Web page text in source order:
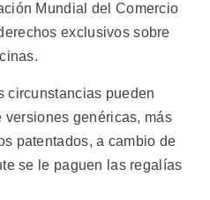
Mundial del Comercio
exclusivos sobre
circunstancias pueden
versiones genéricas, más
patentados, a cambio de
se le paguen las regalías